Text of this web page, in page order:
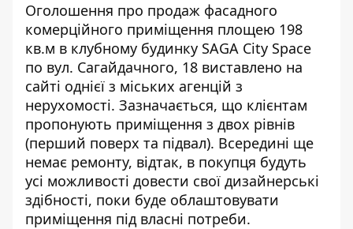
Оголошення про продаж фасадного
комерційного приміщення площею 198
кв.м в клубному будинку SAGA City Space
по вул. Сагайдачного, 18 виставлено на
сайті однієї з міських агенцій з
нерухомості. Зазначається, що клієнтам
пропонують приміщення з двох рівнів
(перший поверх та підвал). Всередині ще
немає ремонту, відтак, в покупця будуть
усі можливості довести свої дизайнерські
здібності, поки буде облаштовувати
приміщення під власні потреби.